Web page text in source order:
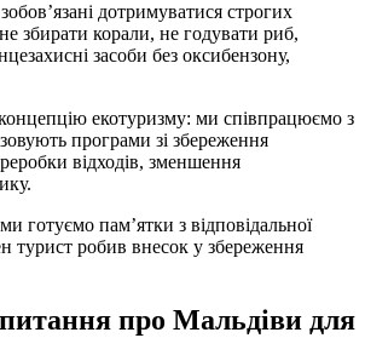
дотримуватися строгих
збирати корали, не годувати риб,
засоби без оксибензону,
екотуризму: ми співпрацюємо з
програми зі збереження
відходів, зменшення
готуємо пам’ятки з відповідальної
турист робив внесок у збереження
питання про Мальдіви для